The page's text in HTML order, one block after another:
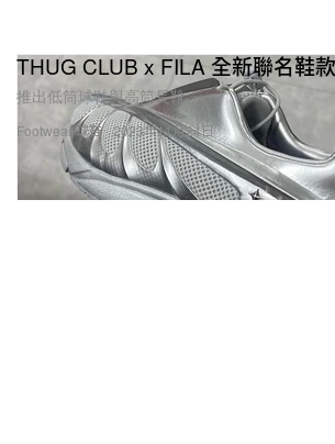
Footwear 球鞋
THUG CLUB x FILA 全新聯名鞋
推出低筒球鞋與高筒長靴。
2023年11月24日